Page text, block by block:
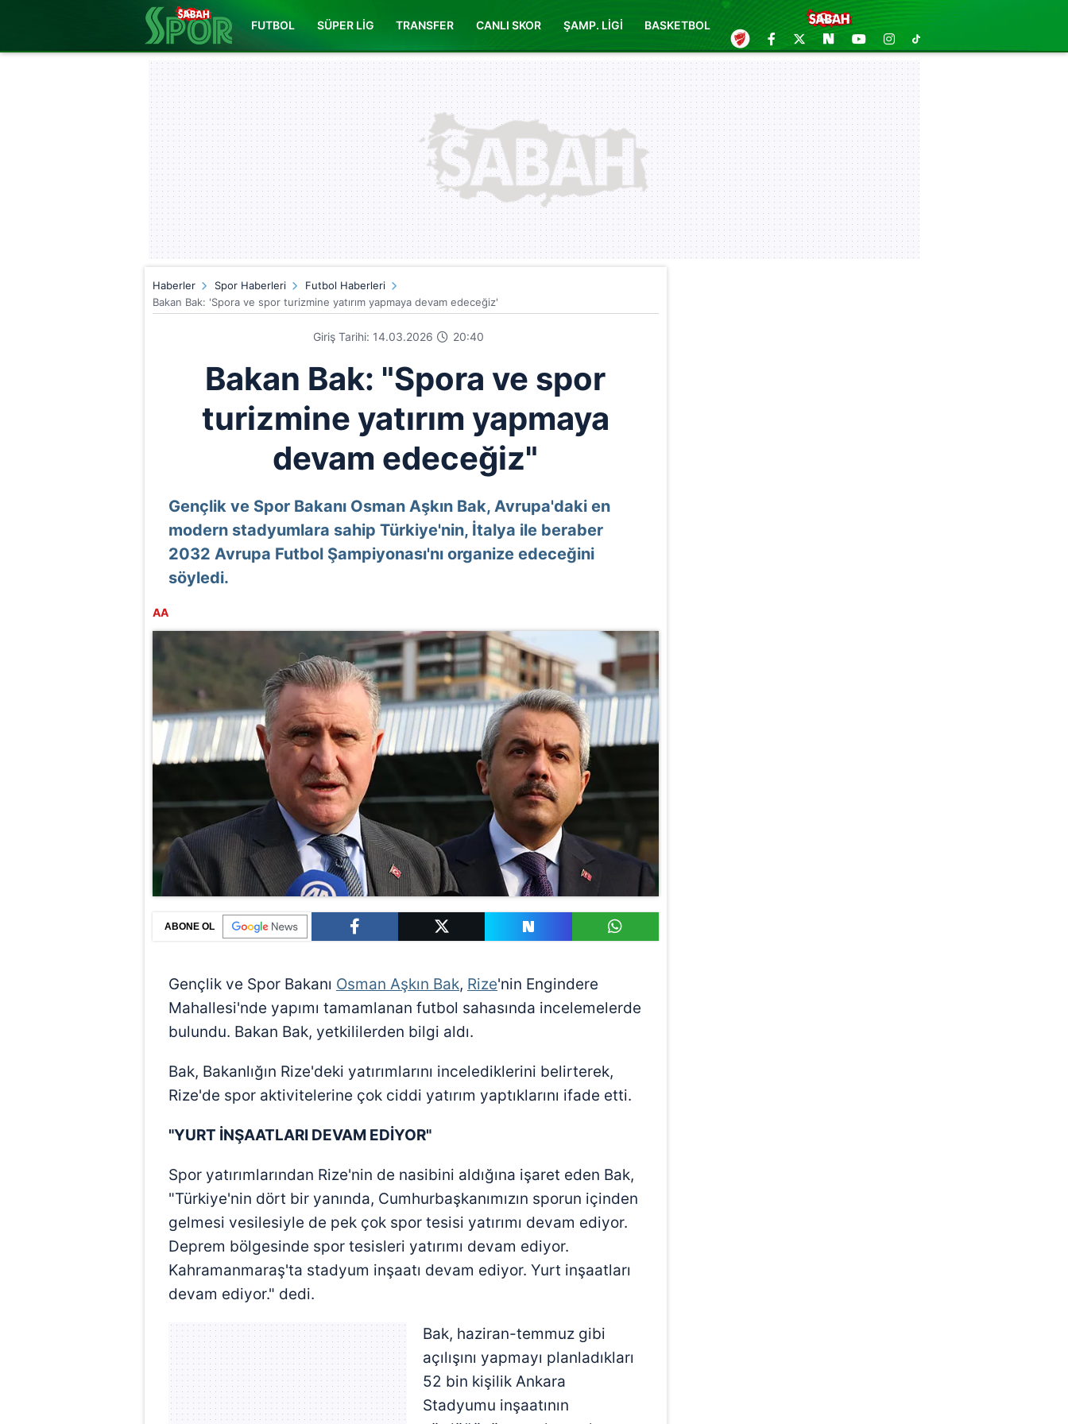
FUTBOL SÜPER LİG TRANSFER CANLI SKOR ŞAMP. LİGİ BASKETBOL
Haberler Spor Haberleri
Futbol Haberleri
Bakan Bak: 'Spora ve spor turizmine yatırım yapmaya devam edeceğiz'
Giriş Tarihi: 14.03.2026 20:40
Bakan Bak: "Spora ve spor
turizmine yatırım yapmaya
devam edeceğiz"
Gençlik ve Spor Bakanı Osman Aşkın Bak, Avrupa'daki en
modern stadyumlara sahip Türkiye'nin, İtalya ile beraber
2032 Avrupa Futbol Şampiyonası'nı organize edeceğini
söyledi.
AA
ABONE OL
Gençlik ve Spor Bakanı Osman Aşkın Bak, Rize'nin Engindere
Mahallesi'nde yapımı tamamlanan futbol sahasında incelemelerde
bulundu. Bakan Bak, yetkililerden bilgi aldı.
Bak, Bakanlığın Rize'deki yatırımlarını incelediklerini belirterek,
Rize'de spor aktivitelerine çok ciddi yatırım yaptıklarını ifade etti.
"YURT İNŞAATLARI DEVAM EDİYOR"
Spor yatırımlarından Rize'nin de nasibini aldığına işaret eden Bak,
"Türkiye'nin dört bir yanında, Cumhurbaşkanımızın sporun içinden
gelmesi vesilesiyle de pek çok spor tesisi yatırımı devam ediyor.
Deprem bölgesinde spor tesisleri yatırımı devam ediyor.
Kahramanmaraş'ta stadyum inşaatı devam ediyor. Yurt inşaatları
devam ediyor." dedi.
Bak, haziran-temmuz gibi
açılışını yapmayı planladıkları
52 bin kişilik Ankara
Stadyumu inşaatının